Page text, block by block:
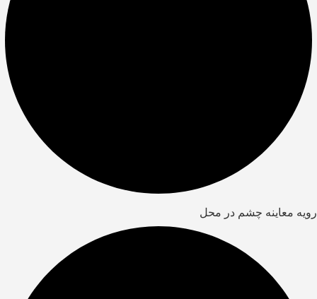
رویه معاینه چشم در محل